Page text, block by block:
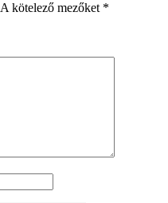
A kötelező mezőket *